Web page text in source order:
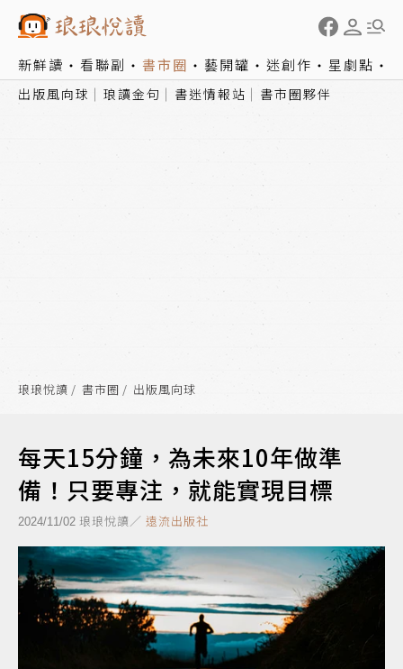
新鮮讀 看聯副 書市圈 藝開罐 迷創作 星劇點
出版風向球 琅讀金句 書迷情報站 書市圈夥伴
琅琅悅讀 書市圈 出版風向球
每天15分鐘，為未來10年做準
備！只要專注，就能實現目標
2024/11/02 琅琅悅讀／ 遠流出版社